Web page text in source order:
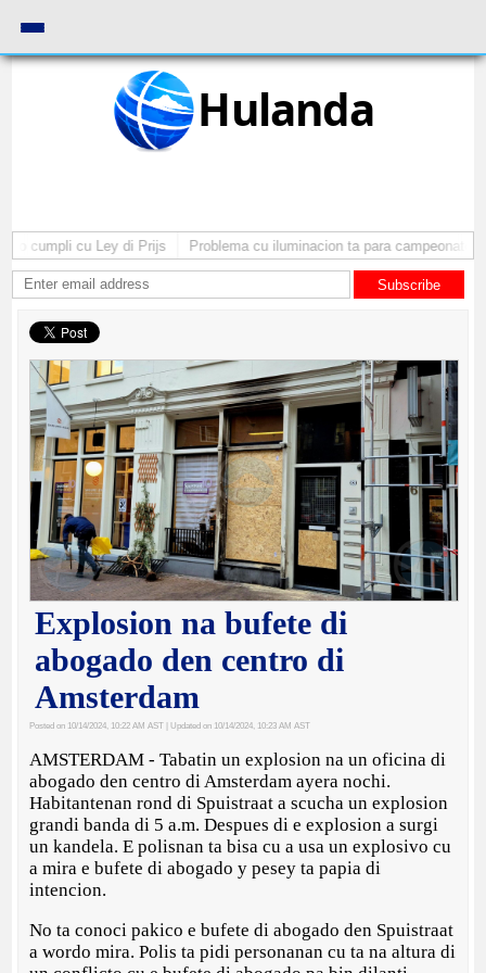
Hulanda
cumpli cu Ley di Prijs Problema cu iluminacion ta para campeonato di
Subscribe
Explosion na bufete di
abogado den centro di
Amsterdam
Posted on 10/14/2024, 10:22 AM AST | Updated on 10/14/2024, 10:23 AM AST
AMSTERDAM - Tabatin un explosion na un oficina di
abogado den centro di Amsterdam ayera nochi.
Habitantenan rond di Spuistraat a scucha un explosion
grandi banda di 5 a.m. Despues di e explosion a surgi
un kandela. E polisnan ta bisa cu a usa un explosivo cu
a mira e bufete di abogado y pesey ta papia di
intencion.
No ta conoci pakico e bufete di abogado den Spuistraat
a wordo mira. Polis ta pidi personanan cu ta na altura di